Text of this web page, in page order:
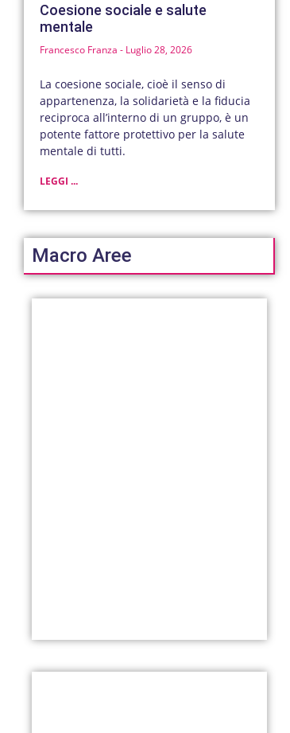
Coesione sociale e salute
mentale
Francesco Franza Luglio 28, 2026
La coesione sociale, cioè il senso di
appartenenza, la solidarietà e la fiducia
reciproca all’interno di un gruppo, è un
potente fattore protettivo per la salute
mentale di tutti.
LEGGI ...
Macro Aree